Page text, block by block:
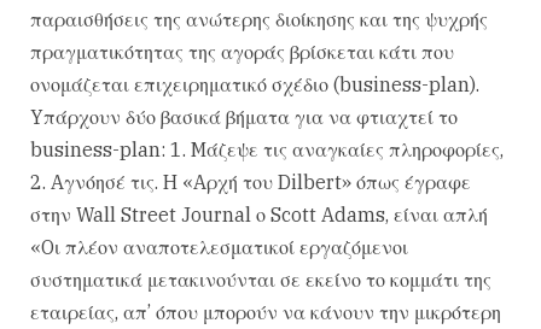
παραισθήσεις της ανώτερης διοίκησης και της ψυχρής
πραγματικότητας της αγοράς βρίσκεται κάτι που
ονομάζεται επιχειρηματικό σχέδιο (business-plan).
Yπάρχουν δύο βασικά βήματα για να φτιαχτεί το
business-plan: 1. Mάζεψε τις αναγκαίες πληροφορίες,
2. Aγνόησέ τις. H «Aρχή του Dilbert» όπως έγραφε
στην Wall Street Journal ο Scott Adams, είναι απλή
«Oι πλέον αναποτελεσματικοί εργαζόμενοι
συστηματικά μετακινούνται σε εκείνο το κομμάτι της
εταιρείας, απ’ όπου μπορούν να κάνουν την μικρότερη